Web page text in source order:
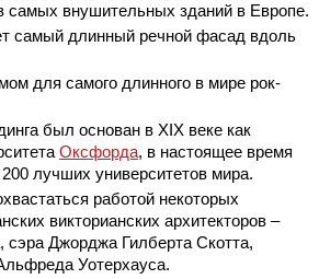
самых внушительных зданий в Европе.
самый длинный речной фасад вдоль
для самого длинного в мире рок-
был основан в XIX веке как
Оксфорда, в настоящее время
лучших университетов мира.
работой некоторых
викторианских архитекторов –
сэра Джорджа Гилберта Скотта,
Уотерхауса.